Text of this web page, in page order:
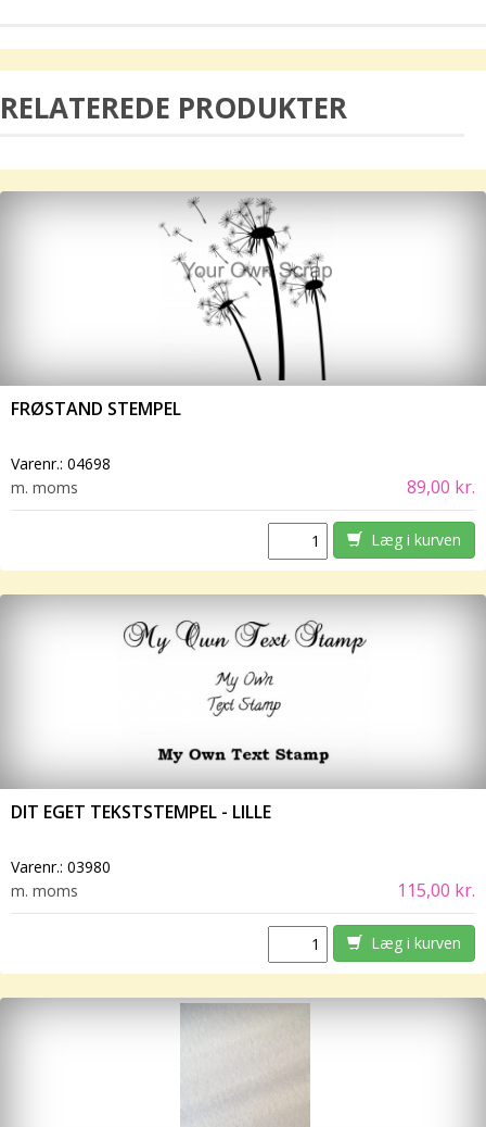
RELATEREDE PRODUKTER
FRØSTAND STEMPEL
Varenr.: 04698
m. moms
89,00 kr.
Læg i kurven
DIT EGET TEKSTSTEMPEL - LILLE
Varenr.: 03980
m. moms
115,00 kr.
Læg i kurven